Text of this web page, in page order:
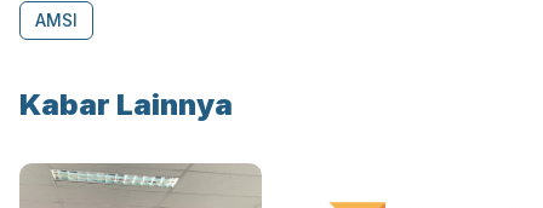
AMSI
Kabar Lainnya